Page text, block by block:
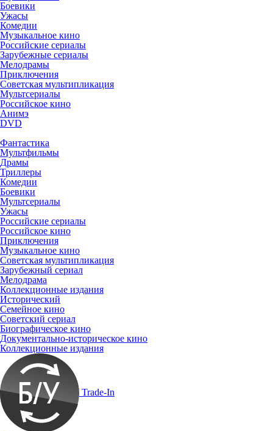
Боевики
Ужасы
Комедии
Музыкальное кино
Российские сериалы
Зарубежные сериалы
Мелодрамы
Приключения
Советская мультипликация
Мультсериалы
Российское кино
Анимэ
DVD
Фантастика
Мультфильмы
Драмы
Триллеры
Комедии
Боевики
Мультсериалы
Ужасы
Российские сериалы
Российское кино
Приключения
Музыкальное кино
Советская мультипликация
Зарубежный сериал
Мелодрама
Коллекционные издания
Исторический
Семейное кино
Советский сериал
Биографическое кино
Документально-историческое кино
Коллекционные издания
Trade-In